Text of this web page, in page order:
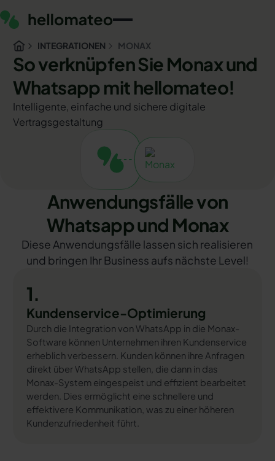
INTEGRATIONEN MONAX
So verknüpfen Sie Monax und
Whatsapp mit hellomateo!
Intelligente, einfache und sichere digitale
Vertragsgestaltung
Anwendungsfälle von
Whatsapp und Monax
Diese Anwendungsfälle lassen sich realisieren
und bringen Ihr Business aufs nächste Level!
1.
Kundenservice-Optimierung
Durch die Integration von WhatsApp in die Monax-
Software können Unternehmen ihren Kundenservice
erheblich verbessern. Kunden können ihre Anfragen
direkt über WhatsApp stellen, die dann in das
Monax-System eingespeist und effizient bearbeitet
werden. Dies ermöglicht eine schnellere und
effektivere Kommunikation, was zu einer höheren
Kundenzufriedenheit führt.